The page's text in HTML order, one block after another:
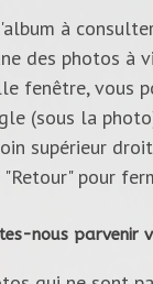
à
des photos à
fenêtre, vous
(sous la
supérieur
pour
nous parvenir